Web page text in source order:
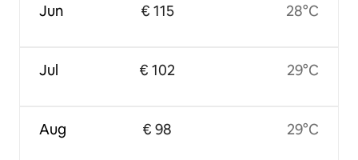
Jun
Jul
Aug
€ 115
€ 102
€ 98
28°C
29°C
29°C